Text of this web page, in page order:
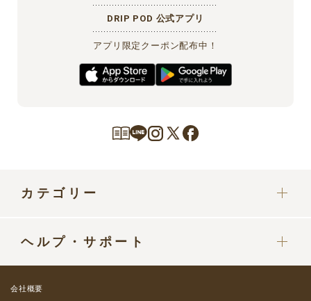
DRIP POD 公式アプリ
アプリ限定クーポン配布中！
カテゴリー
部品・パーツ
ヘルプ・サポート
会社概要